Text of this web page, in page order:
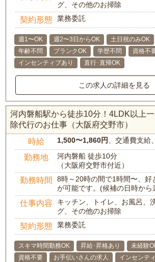
グ、その他のお掃除
契約形態 業務委託
週1〜OK 週2〜3日からOK 土日祝のみOK
年齢不問
ブランクOK 学歴不問 資格不
インセンティブあり
直行･直帰OK
この求人の詳細を見る
河内磐船駅から徒歩10分！4LDK以上
除代行のお仕事（大阪府交野市）
時給 1,500〜1,860円 、交通費支給
勤務地
河内磐船 徒歩10分
（大阪府交野市付近）
勤務時間
8時～20時の間で1時間〜、好
が可能です。(候補の日時から
仕事内容
キッチン、トイレ、お風呂、
グ、その他のお掃除
契約形態 業務委託
スキマ時間勤務OK 昇給･昇格あり 未経験
資格不要
お手伝いさんの求人
インセンテ